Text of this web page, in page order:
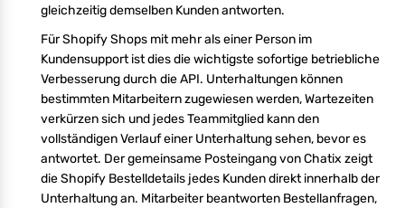
gleichzeitig demselben Kunden antworten.
Für Shopify Shops mit mehr als einer Person im
Kundensupport ist dies die wichtigste sofortige betriebliche
Verbesserung durch die API. Unterhaltungen können
bestimmten Mitarbeitern zugewiesen werden, Wartezeiten
verkürzen sich und jedes Teammitglied kann den
vollständigen Verlauf einer Unterhaltung sehen, bevor es
antwortet. Der gemeinsame Posteingang von Chatix zeigt
die Shopify Bestelldetails jedes Kunden direkt innerhalb der
Unterhaltung an. Mitarbeiter beantworten Bestellanfragen,